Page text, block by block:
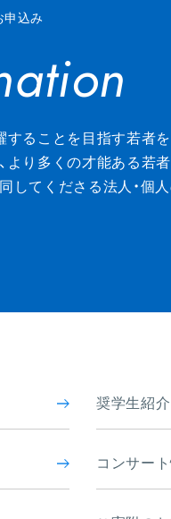
申込み
することを目指す若者
より多くの才能ある若
してくださる法人・個
奨学生紹介
コンサー